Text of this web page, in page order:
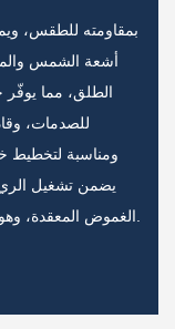
بمقاومته للطقس،
أشعة الشمس
الطلق، مما يوفّر
للصدمات،
ومناسبة لتخطيط
يضمن تشغيل